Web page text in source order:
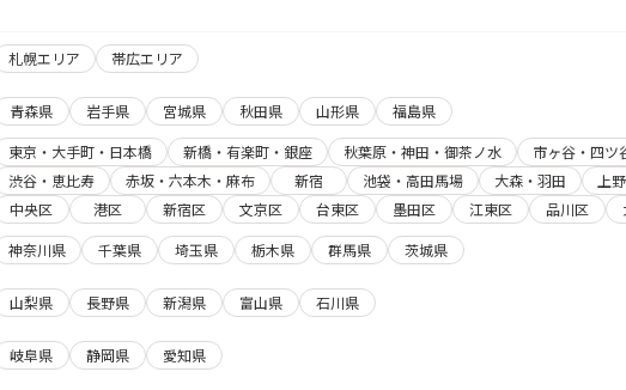
札幌エリア 帯広エリア
青森県 岩手県 宮城県 秋田県 山形県 福島県
東京・大手町・日本橋 新橋・有楽町・銀座 秋葉原・神田・御茶ノ水 市ヶ谷・四ツ
渋谷・恵比寿
赤坂・六本木・麻布 新宿 池袋・高田馬場 大森・羽田 上
中央区
港区 新宿区 文京区 台東区 墨田区 江東区 品川区
神奈川県 千葉県 埼玉県 栃木県 群馬県 茨城県
山梨県 長野県 新潟県 富山県 石川県
岐阜県 静岡県 愛知県